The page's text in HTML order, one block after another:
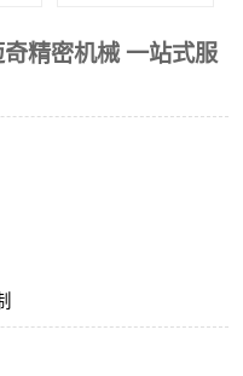
精密机械 一站式服